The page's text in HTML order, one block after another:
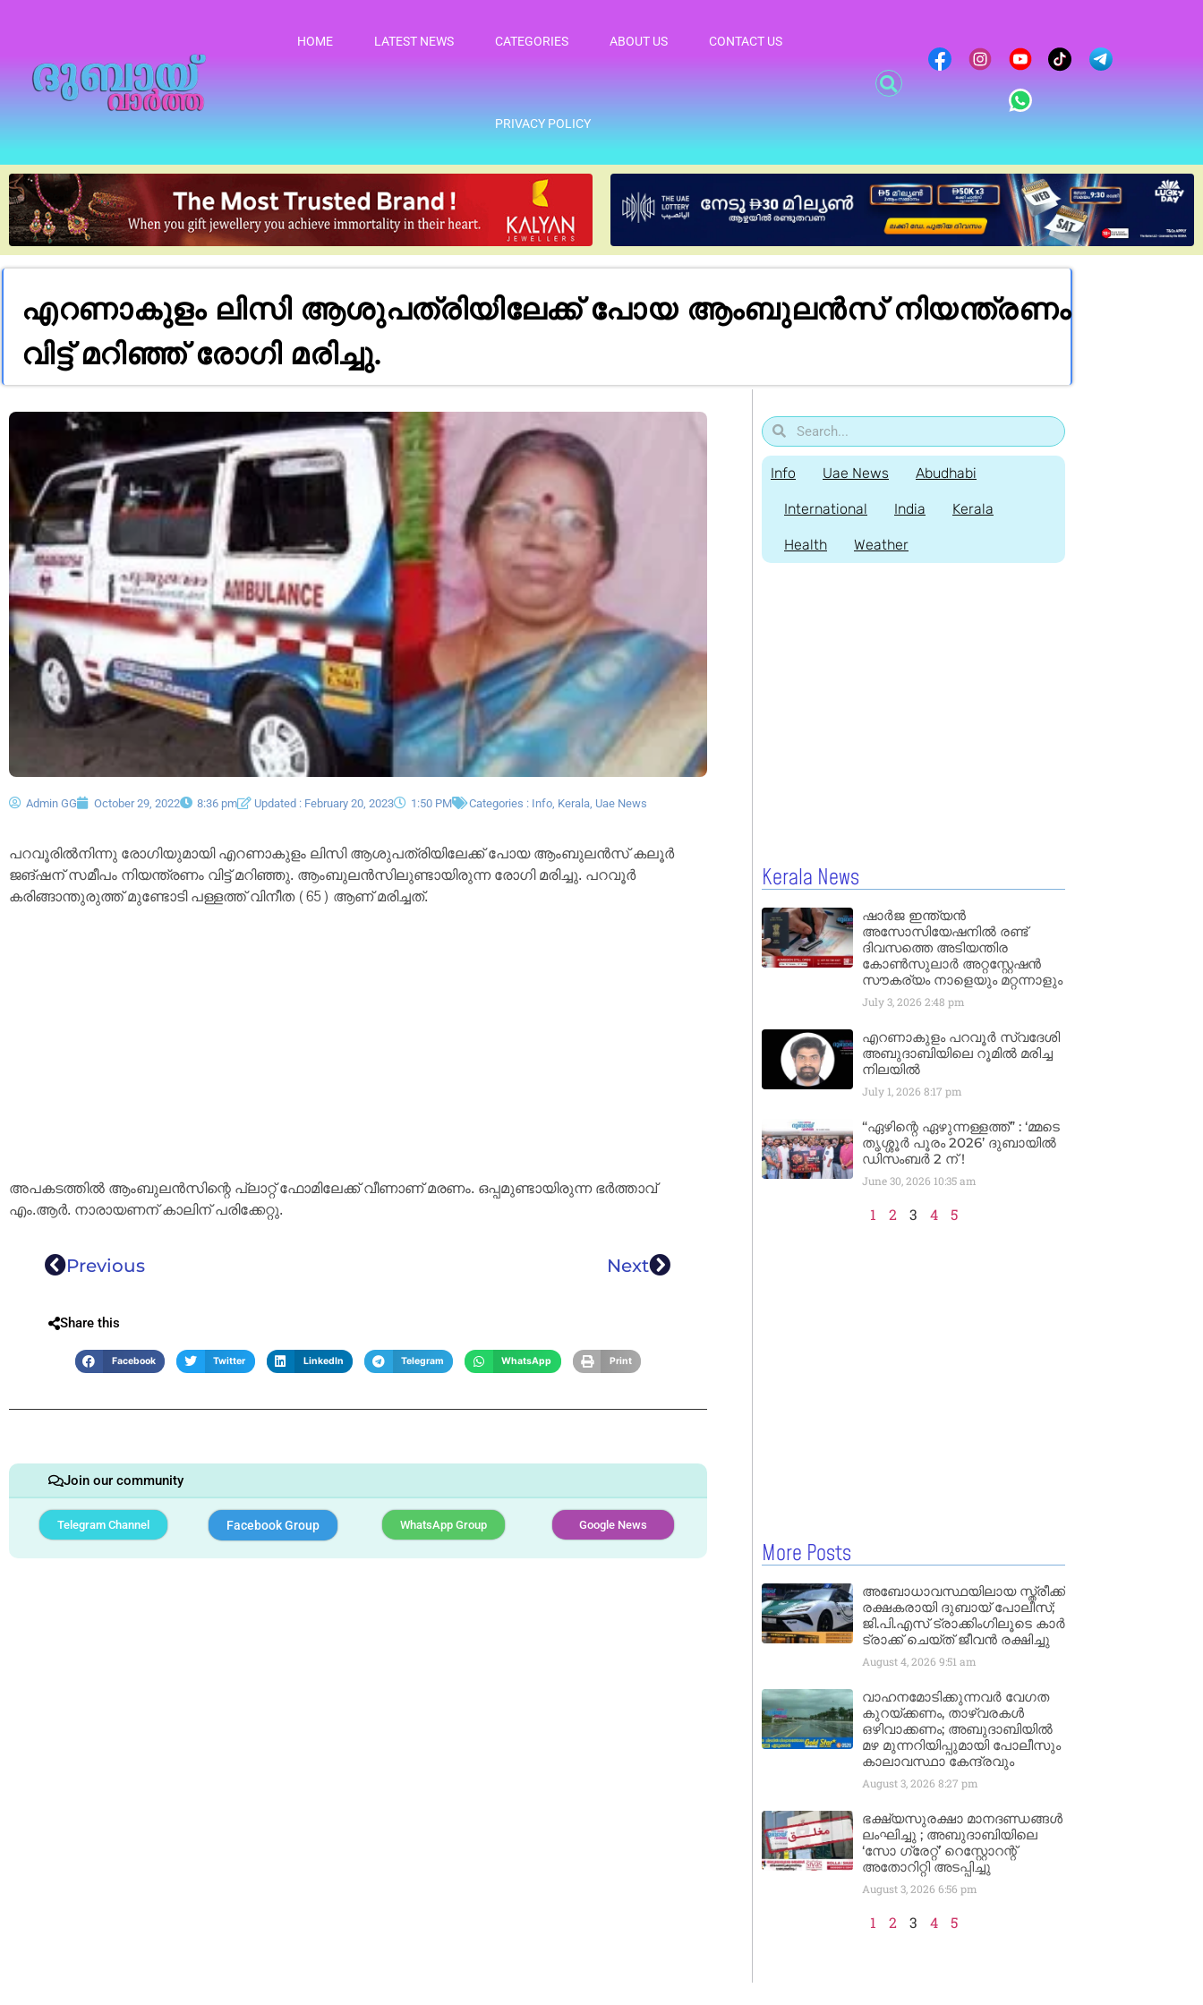
HOME LATEST NEWS CATEGORIES ABOUT US CONTACT US
PRIVACY POLICY
എറണാകുളം ലിസി ആശുപത്രിയിലേക്ക് പോയ ആംബുലന്‍സ് നിയന്ത്രണം
വിട്ട് മറിഞ്ഞ് രോഗി മരിച്ചു.
Admin GG October 29, 2022 8:36 pm Updated : February 20, 2023 1:50 PM Categories : Info Kerala Uae News
പറവൂരില്‍നിന്നു രോഗിയുമായി എറണാകുളം ലിസി ആശുപത്രിയിലേക്ക് പോയ ആംബുലന്‍സ് കലൂര്‍
ജങ്ഷന് സമീപം നിയന്ത്രണം വിട്ട് മറിഞ്ഞു. ആംബുലന്‍സിലുണ്ടായിരുന്ന രോഗി മരിച്ചു. പറവൂര്‍
കരിങ്ങാന്തുരുത്ത് മുണ്ടോടി പള്ളത്ത് വിനീത (65) ആണ് മരിച്ചത്.
അപകടത്തില്‍ ആംബുലന്‍സിന്റെ പ്ലാറ്റ് ഫോമിലേക്ക് വീണാണ് മരണം. ഒപ്പമുണ്ടായിരുന്ന ഭര്‍ത്താവ്
എം.ആര്‍. നാരായണന് കാലിന് പരിക്കേറ്റു.
Previous Next
Share this
Facebook Twitter LinkedIn Telegram WhatsApp Print
Join our community
Telegram Channel Facebook Group WhatsApp Group Google News
Info Uae News Abudhabi
International India Kerala
Health Weather
Kerala News
ഷാർജ ഇന്ത്യൻ
അസോസിയേഷനിൽ രണ്ട്
ദിവസത്തെ അടിയന്തിര
കോൺസുലാർ അറ്റസ്റ്റേഷൻ
സൗകര്യം നാളെയും മറ്റന്നാളും
July 3, 2026 2:48 pm
എറണാകുളം പറവൂർ സ്വദേശി
അബുദാബിയിലെ റൂമിൽ മരിച്ച
നിലയിൽ
July 1, 2026 8:17 pm
“ഏഴിന്റെ ഏഴുന്നള്ളത്ത്” : ‘മ്മടെ
തൃശ്ശൂർ പൂരം 2026’ ദുബായിൽ
ഡിസംബർ 2 ന് !
June 30, 2026 10:35 am
1 2 3 4 5
More Posts
അബോധാവസ്ഥയിലായ സ്ത്രീക്ക്
രക്ഷകരായി ദുബായ് പോലീസ്;
ജി.പി.എസ് ട്രാക്കിംഗിലൂടെ കാർ
ട്രാക്ക് ചെയ്ത് ജീവൻ രക്ഷിച്ചു
August 4, 2026 9:51 am
വാഹനമോടിക്കുന്നവർ വേഗത
കുറയ്ക്കണം, താഴ്‌വരകൾ
ഒഴിവാക്കണം; അബുദാബിയിൽ
മഴ മുന്നറിയിപ്പുമായി പോലീസും
കാലാവസ്ഥാ കേന്ദ്രവും
August 3, 2026 8:27 pm
ഭക്ഷ്യസുരക്ഷാ മാനദണ്ഡങ്ങൾ
ലംഘിച്ചു ; അബുദാബിയിലെ
‘സോ ഗ്രേറ്റ്’ റെസ്റ്റോറന്റ്
അതോറിറ്റി അടപ്പിച്ചു
August 3, 2026 6:56 pm
1 2 3 4 5